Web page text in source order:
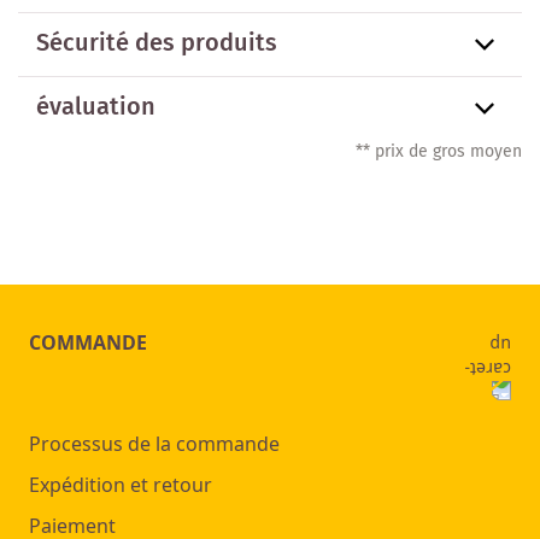
Sécurité des produits
évaluation
** prix de gros moyen
COMMANDE
Processus de la commande
Expédition et retour
Paiement